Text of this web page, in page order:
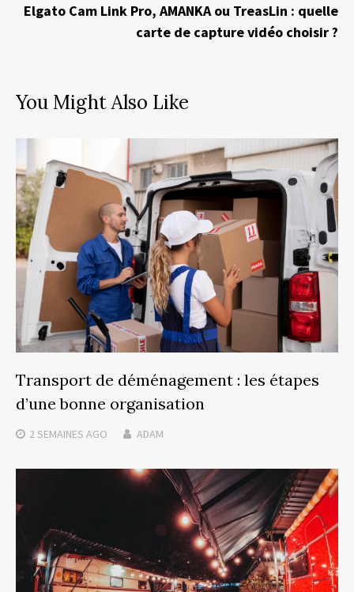
Elgato Cam Link Pro, AMANKA ou TreasLin : quelle
carte de capture vidéo choisir ?
You Might Also Like
Transport de déménagement : les étapes
d’une bonne organisation
2 SEMAINES AGO ADAM